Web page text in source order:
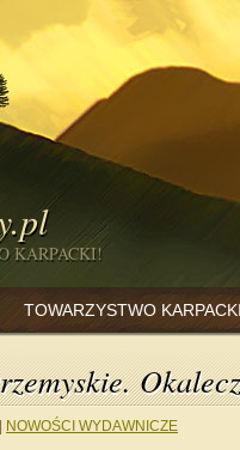
KARPACKI!
TOWARZYSTWO
NOWOŚCI WYDAWNICZE